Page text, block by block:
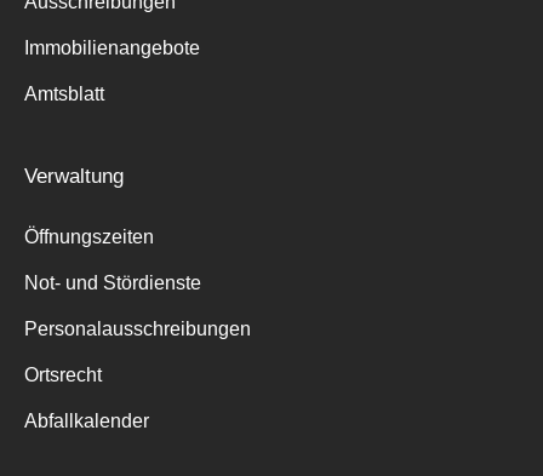
Immobilienangebote
Amtsblatt
Verwaltung
Öffnungszeiten
Not- und Stördienste
Personalausschreibungen
Ortsrecht
Abfallkalender